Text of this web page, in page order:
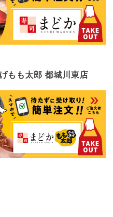
もも太郎 都城川東店